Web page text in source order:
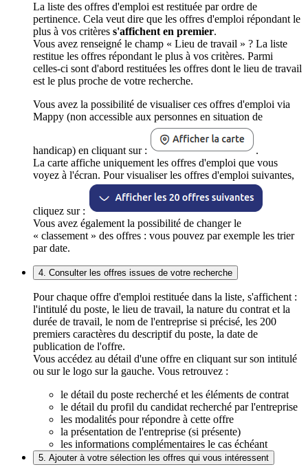
La liste des offres d'emploi est restituée par ordre de
pertinence. Cela veut dire que les offres d'emploi répondant le
plus à vos critères s'affichent en premier.
Vous avez renseigné le champ « Lieu de travail » ? La liste
restitue les offres répondant le plus à vos critères. Parmi
celles-ci sont d'abord restituées les offres dont le lieu de travail
est le plus proche de votre recherche.
Vous avez la possibilité de visualiser ces offres d'emploi via
Mappy (non accessible aux personnes en situation de
handicap) en cliquant sur :
.
La carte affiche uniquement les offres d'emploi que vous
voyez à l'écran. Pour visualiser les offres d'emploi suivantes,
cliquez sur :
Vous avez également la possibilité de changer le
« classement » des offres : vous pouvez par exemple les trier
par date.
4. Consulter les offres issues de votre recherche
Pour chaque offre d'emploi restituée dans la liste, s'affichent :
l'intitulé du poste, le lieu de travail, la nature du contrat et la
durée de travail, le nom de l'entreprise si précisé, les 200
premiers caractères du descriptif du poste, la date de
publication de l'offre.
Vous accédez au détail d'une offre en cliquant sur son intitulé
ou sur le logo sur la gauche. Vous retrouvez :
le détail du poste recherché et les éléments de contrat
le détail du profil du candidat recherché par l'entreprise
les modalités pour répondre à cette offre
la présentation de l'entreprise (si présente)
les informations complémentaires le cas échéant
5. Ajouter à votre sélection les offres qui vous intéressent